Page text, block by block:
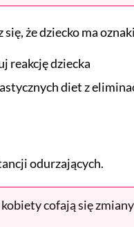
że dziecko ma
reakcję dziecka
diet z
odurzających.
cofają się